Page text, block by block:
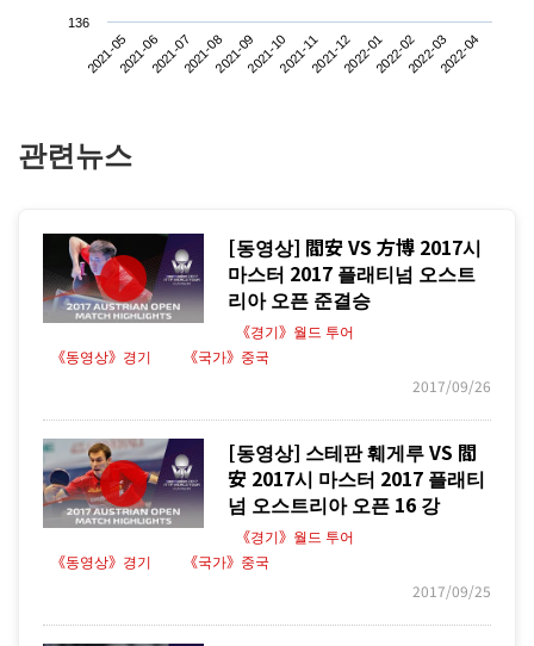
2021-052021-062021-072021-082021-092021-102021-112021-122022-012022-022022-032022-04
136
관련뉴스
[동영상] 閻安 VS 方博 2017시
마스터 2017 플래티넘 오스트
리아 오픈 준결승
《경기》월드 투어
《동영상》경기
《국가》중국
2017/09/26
[동영상] 스테판 훼게루 VS 閻
安 2017시 마스터 2017 플래티
넘 오스트리아 오픈 16 강
《경기》월드 투어
《동영상》경기
《국가》중국
2017/09/25